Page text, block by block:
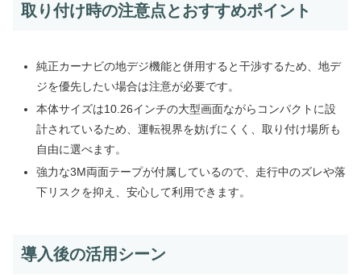
取り付け時の注意点とおすすめポイント
純正カーナビの地デジ機能と併用すると干渉するため、地デ
ジを優先したい場合は注意が必要です。
本体サイズは10.26インチの大型画面ながらコンパクトに設
計されているため、運転視界を妨げにくく、取り付け場所も
自由に選べます。
強力な3M両面テープが付属しているので、走行中のズレや落
下リスクを抑え、安心して利用できます。
導入後の活用シーン